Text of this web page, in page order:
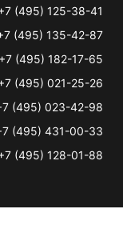
(495) 125-38-41
(495) 135-42-87
+7 (495) 182-17-65
(495) 021-25-26
(495) 023-42-98
(495) 431-00-33
(495) 128-01-88